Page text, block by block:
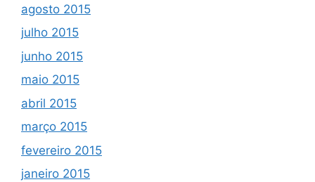
agosto 2015
julho 2015
junho 2015
maio 2015
abril 2015
março 2015
fevereiro 2015
janeiro 2015